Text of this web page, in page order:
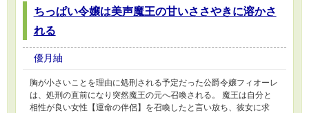
ちっぱい令嬢は美声魔王の甘いささやきに溶かさ
れる
優月紬
胸が小さいことを理由に処刑される予定だった公爵令嬢フィオーレ
は、処刑の直前になり突然魔王の元へ召喚される。 魔王は自分と
相性が良い女性【運命の伴侶】を召喚したと言い放ち、彼女に求